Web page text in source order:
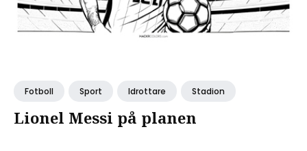
Fotboll Sport Idrottare Stadion
Lionel Messi på planen